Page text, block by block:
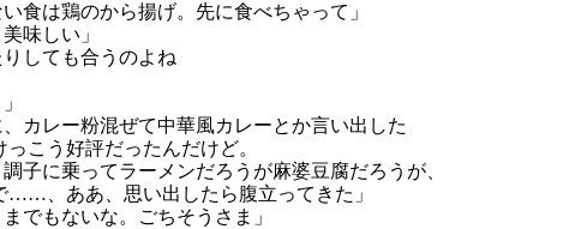
食は鶏のから揚げ。先に食べちゃって」
味しい」
しても合うのよね
カレー粉混ぜて中華風カレーとか言い出した
好評だったんだけど。
ってラーメンだろうが麻婆豆腐だろうが、
ああ、思い出したら腹立ってきた」
もないな。ごちそうさま」